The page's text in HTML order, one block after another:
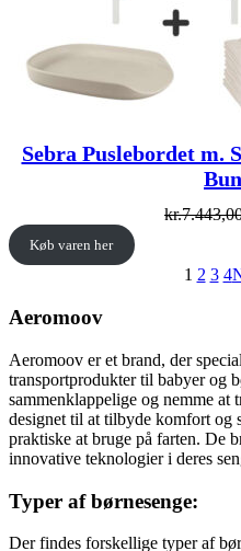
Sebra Puslebordet m.
kr.
Køb varen her
1 2 3 4
Aeromoov
Aeromoov er et brand, der
transportprodukter til babyer og
sammenklappelige og nemme at
designet til at tilbyde komfort og
praktiske at bruge på farten. De
innovative teknologier i deres
Typer af børnesenge:
Der findes forskellige typer af